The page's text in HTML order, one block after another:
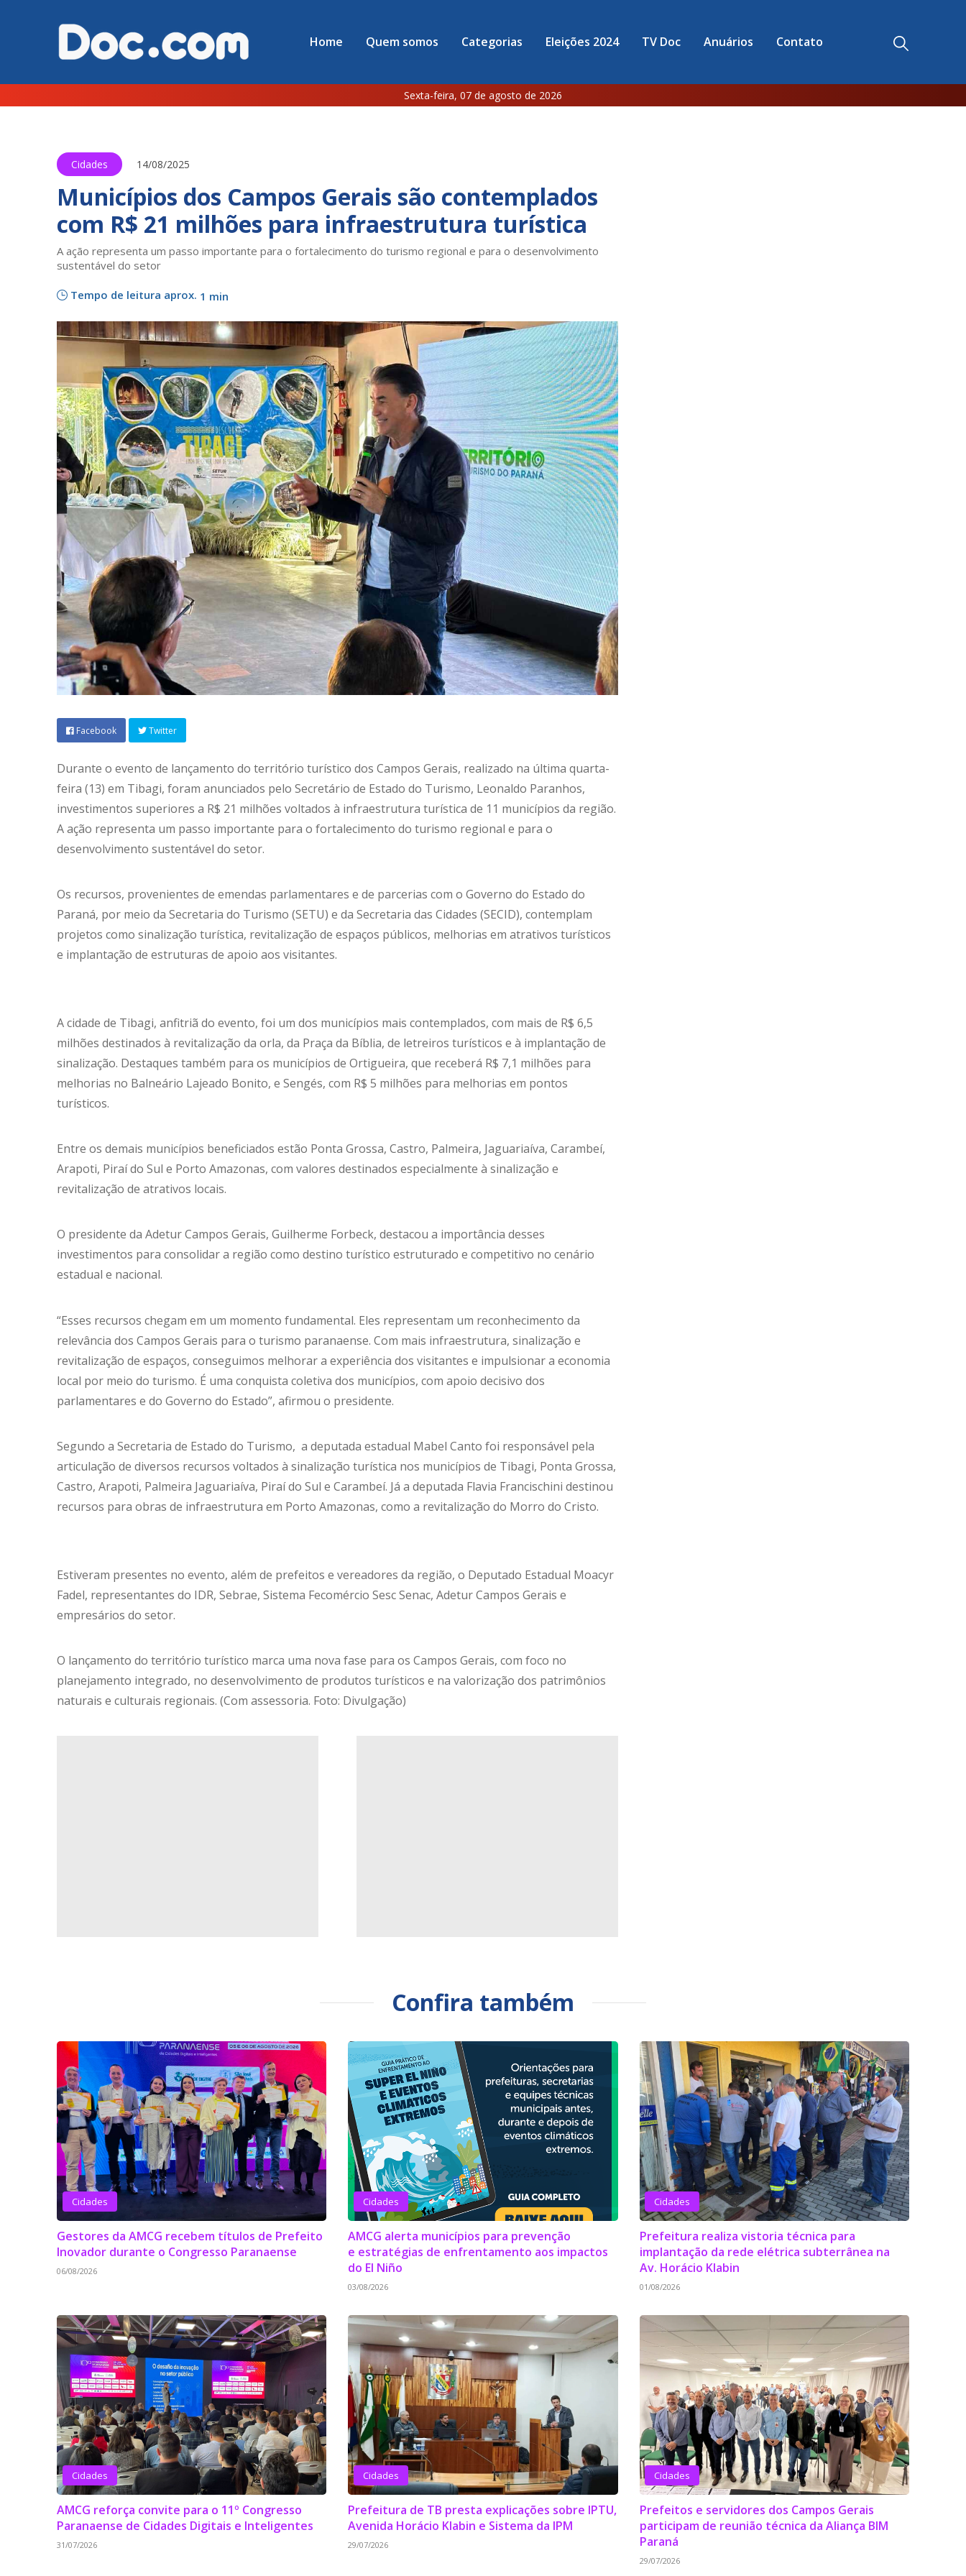
Home Quem somos Categorias Eleições 2024 TV Doc Anuários Contato
Sexta-feira, 07 de agosto de 2026
Cidades 14/08/2025
Municípios dos Campos Gerais são contemplados
com R$ 21 milhões para infraestrutura turística
A ação representa um passo importante para o fortalecimento do turismo regional e para o desenvolvimento
sustentável do setor
Tempo de leitura aprox. 1 min
Facebook Twitter
Durante o evento de lançamento do território turístico dos Campos Gerais, realizado na última quarta-
feira (13) em Tibagi, foram anunciados pelo Secretário de Estado do Turismo, Leonaldo Paranhos,
investimentos superiores a R$ 21 milhões voltados à infraestrutura turística de 11 municípios da região.
A ação representa um passo importante para o fortalecimento do turismo regional e para o
desenvolvimento sustentável do setor.
Os recursos, provenientes de emendas parlamentares e de parcerias com o Governo do Estado do
Paraná, por meio da Secretaria do Turismo (SETU) e da Secretaria das Cidades (SECID), contemplam
projetos como sinalização turística, revitalização de espaços públicos, melhorias em atrativos turísticos
e implantação de estruturas de apoio aos visitantes.
A cidade de Tibagi, anfitriã do evento, foi um dos municípios mais contemplados, com mais de R$ 6,5
milhões destinados à revitalização da orla, da Praça da Bíblia, de letreiros turísticos e à implantação de
sinalização. Destaques também para os municípios de Ortigueira, que receberá R$ 7,1 milhões para
melhorias no Balneário Lajeado Bonito, e Sengés, com R$ 5 milhões para melhorias em pontos
turísticos.
Entre os demais municípios beneficiados estão Ponta Grossa, Castro, Palmeira, Jaguariaíva, Carambeí,
Arapoti, Piraí do Sul e Porto Amazonas, com valores destinados especialmente à sinalização e
revitalização de atrativos locais.
O presidente da Adetur Campos Gerais, Guilherme Forbeck, destacou a importância desses
investimentos para consolidar a região como destino turístico estruturado e competitivo no cenário
estadual e nacional.
“Esses recursos chegam em um momento fundamental. Eles representam um reconhecimento da
relevância dos Campos Gerais para o turismo paranaense. Com mais infraestrutura, sinalização e
revitalização de espaços, conseguimos melhorar a experiência dos visitantes e impulsionar a economia
local por meio do turismo. É uma conquista coletiva dos municípios, com apoio decisivo dos
parlamentares e do Governo do Estado”, afirmou o presidente.
Segundo a Secretaria de Estado do Turismo, a deputada estadual Mabel Canto foi responsável pela
articulação de diversos recursos voltados à sinalização turística nos municípios de Tibagi, Ponta Grossa,
Castro, Arapoti, Palmeira Jaguariaíva, Piraí do Sul e Carambeí. Já a deputada Flavia Francischini destinou
recursos para obras de infraestrutura em Porto Amazonas, como a revitalização do Morro do Cristo.
Estiveram presentes no evento, além de prefeitos e vereadores da região, o Deputado Estadual Moacyr
Fadel, representantes do IDR, Sebrae, Sistema Fecomércio Sesc Senac, Adetur Campos Gerais e
empresários do setor.
O lançamento do território turístico marca uma nova fase para os Campos Gerais, com foco no
planejamento integrado, no desenvolvimento de produtos turísticos e na valorização dos patrimônios
naturais e culturais regionais. (Com assessoria. Foto: Divulgação)
Confira também
Cidades
Gestores da AMCG recebem títulos de Prefeito
Inovador durante o Congresso Paranaense
06/08/2026
Cidades
AMCG alerta municípios para prevenção
e estratégias de enfrentamento aos impactos
do El Niño
03/08/2026
Cidades
Prefeitura realiza vistoria técnica para
implantação da rede elétrica subterrânea na
Av. Horácio Klabin
01/08/2026
Cidades
AMCG reforça convite para o 11º Congresso
Paranaense de Cidades Digitais e Inteligentes
31/07/2026
Cidades
Prefeitura de TB presta explicações sobre IPTU,
Avenida Horácio Klabin e Sistema da IPM
29/07/2026
Cidades
Prefeitos e servidores dos Campos Gerais
participam de reunião técnica da Aliança BIM
Paraná
29/07/2026